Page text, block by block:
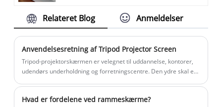
aluminiumsramme, optisk projektionsstof
skærm leverer rynkefri fladhed, bred
betragtningsvinkel og high-definition
billeder til 4K, 8K og 3D projektorer. Fås i
60-300 tommer med OEM-tilpasning og
er ideel til hjemmebiografer, mødelokaler
Relateret Blog Anmeldelser
Anvendelsesretning af Tripod Projector Screen
Tripod-projektorskærmen er velegnet til uddannelse, kontorer,
udendørs underholdning og forretningscentre. Den ydre skal er
Hvad er fordelene ved rammeskærme?